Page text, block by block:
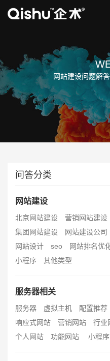
网站建设问题解
问答分类
网站建设
北京网站建设 营销网站建设
集团网站建设
网站建设公司
网站设计
seo 网站排名优
小程序
其他类型
服务器相关
服务器 虚拟主机 配置推荐
响应式网站
营销网站 行业
个人网站
功能网站 小程序